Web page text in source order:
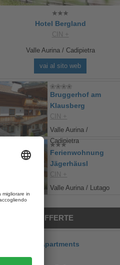
Hotel Bergland
CIN +
Valle Aurina / Cadipietra
vai al sito web
Bruggerhof am
Klausberg
CIN +
Valle Aurina /
Cadipietra
Ferienwohnung
Jägerhäusl
CIN +
Valle Aurina / Lutago
MIGLIORI OFFERTE
Ahrner Wirt Apartments